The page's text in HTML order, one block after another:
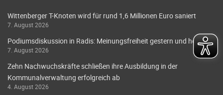
Wittenberger T-Knoten wird für rund 1,6 Millionen Euro saniert
7. August 2026
Podiumsdiskussion in Radis: Meinungsfreiheit gestern und heute
7. August 2026
Zehn Nachwuchskräfte schließen ihre Ausbildung in der
Kommunalverwaltung erfolgreich ab
4. August 2026